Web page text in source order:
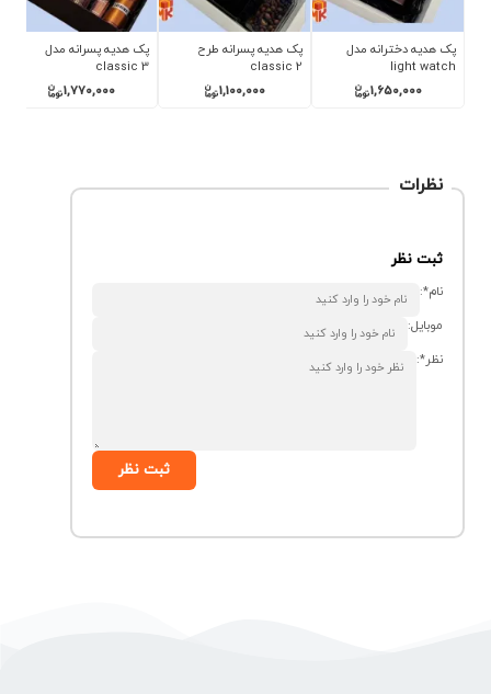
پک هدیه پسرانه طرح
classic 2
1,100,000
پک هدیه پسرانه مدل
classic 3
1,770,000
پک هدیه پسرانه مدل
wooden 5
1,700,000
نظرات
ثبت نظر
نام*:
موبایل:
نظر*:
ثبت نظر